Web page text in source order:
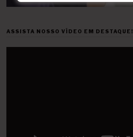
ASSISTA NOSSO VÍDEO EM DESTAQUE!